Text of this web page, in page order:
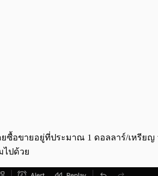
ซื้อขายอยู่ที่ประมาณ 1 ดอลลาร์/เหรียญ
ไปด้วย